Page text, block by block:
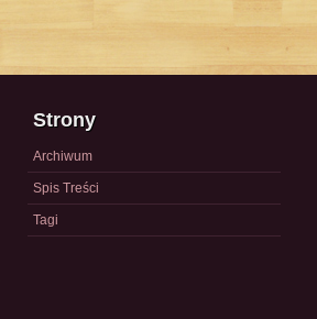
Strony
Archiwum
Spis Treści
Tagi